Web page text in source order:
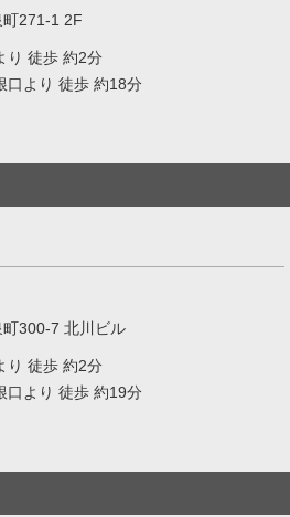
271-1 2F
り 徒歩 約2分
口より 徒歩 約18分
300-7 北川ビル
り 徒歩 約2分
口より 徒歩 約19分